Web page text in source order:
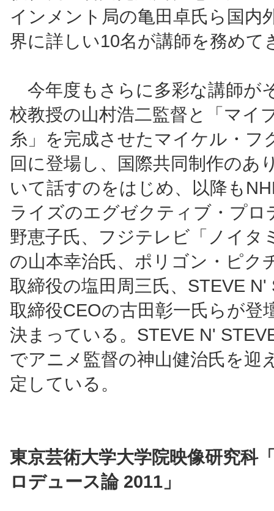
インメント局の亀田卓氏ら国内
界に詳しい10名が講師を務めて
今年度もさらに多彩な講師が
校教授の山村浩二監督と「マイ
糸」を完成させたマイケル・フ
回に登場し、国際共同制作のあ
いて話すのをはじめ、以降も
ライズのエグゼクティブ・プロ
野恵子氏、フジテレビ「ノイタ
の山本幸治氏、ポリゴン・ピク
取締役の塩田周三氏、STEVE N'
取締役CEOの古田彰一氏らが登
決まっている。STEVE N'
でアニメ監督の神山健治氏を迎
定している。
東京芸術大学大学院映像研究科
ロデュース論 2011」